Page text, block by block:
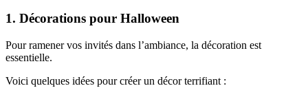
1. Décorations pour Halloween
Pour ramener vos invités dans l’ambiance, la décoration est
essentielle.
Voici quelques idées pour créer un décor terrifiant :